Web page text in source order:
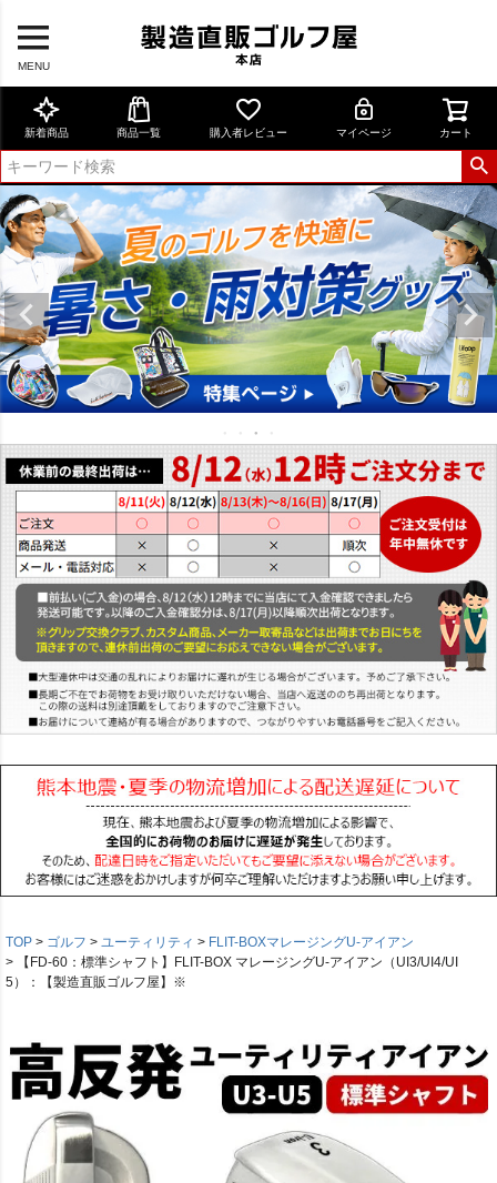
MENU
新着商品 商品一覧 購入者レビュー マイページ カート
TOP ゴルフ ユーティリティ
FLIT-BOXマレージングU-アイアン
【FD-60：標準シャフト】FLIT-BOX マレージングU-アイアン（UI3/UI4/UI
5）：【製造直販ゴルフ屋】※